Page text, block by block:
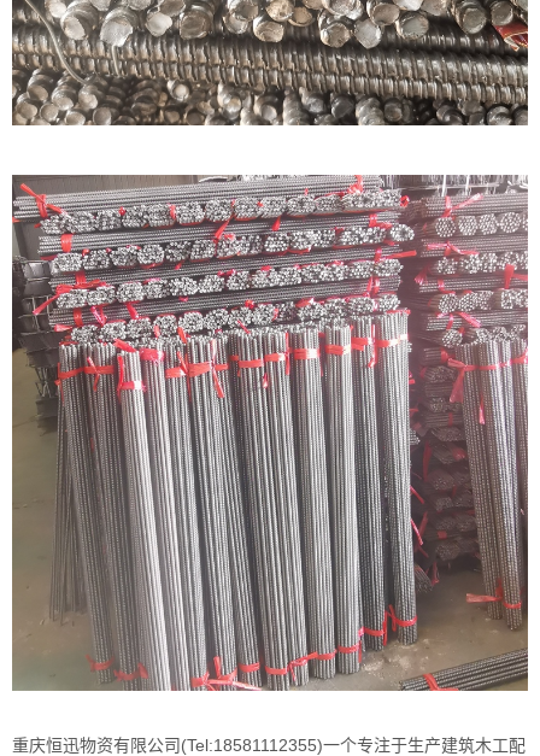
重庆恒迅物资有限公司(Tel:18581112355)一个专注于生产建筑木工配